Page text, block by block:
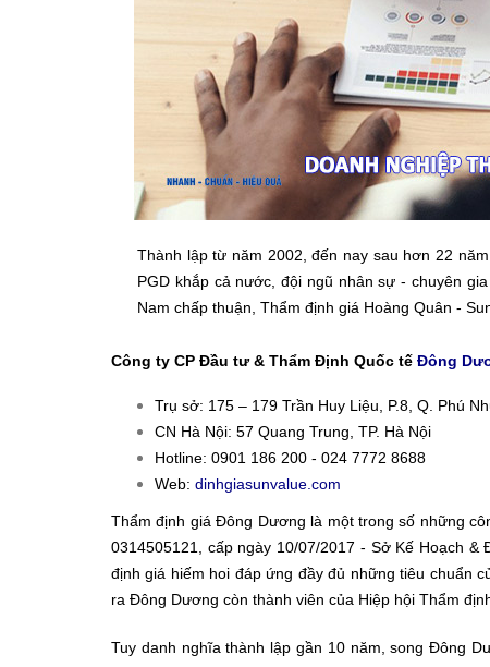
Thành lập từ năm 2002, đến nay sau hơn 22
PGD khắp cả nước, đội ngũ nhân sự - chuyên
Nam chấp thuận, Thẩm định giá Hoàng Quân -
Công ty CP Đầu tư & Thẩm Định Quốc tế Đông
Trụ sở: 175 – 179 Trần Huy Liệu, P.8, Q. Phú
CN Hà Nội: 57 Quang Trung, TP. Hà Nội
Hotline: 0901 186 200 - 024 7772 8688
Web: dinhgiasunvalue.com
Thẩm định giá Đông Dương là một trong số những
0314505121, cấp ngày 10/07/2017 - Sở Kế Hoạch
định giá hiếm hoi đáp ứng đầy đủ những tiêu chuẩn
ra Đông Dương còn thành viên của Hiệp hội Thẩm
Tuy danh nghĩa thành lập gần 10 năm, song Đông